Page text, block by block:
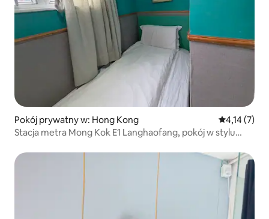
Pokój prywatny w: Hong Kong Średnia
4,14 (7)
Stacja metra Mong Kok E1 Langhaofang, pokój w stylu